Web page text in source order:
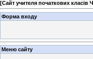
[Сайт учителя початкових класів
Форма входу
Меню сайту